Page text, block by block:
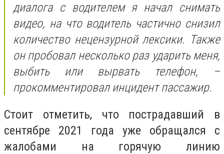
диалога с водителем я начал снимать
видео, на что водитель частично снизил
количество нецензурной лексики. Также
он пробовал несколько раз ударить меня,
выбить или вырвать телефон, –
прокомментировал инцидент пассажир.
Стоит отметить, что пострадавший в
сентябре 2021 года уже обращался с
жалобами на горячую линию